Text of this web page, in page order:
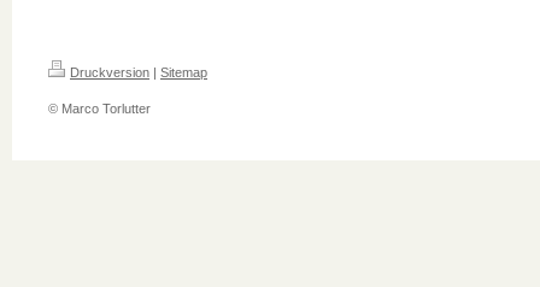
Druckversion | Sitemap
© Marco Torlutter